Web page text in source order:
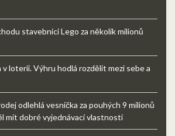
stavebnici Lego za několik milionů
v loterii. Výhru hodlá rozdělit mezi sebe a
odlehlá vesnička za pouhých 9 milionů
mít dobré vyjednávací vlastnosti